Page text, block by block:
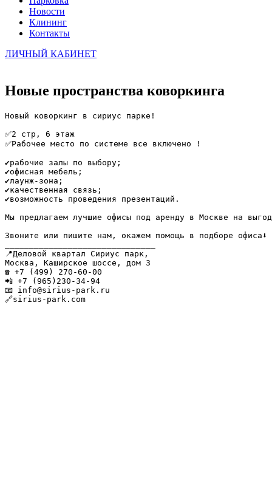
Новости
Клининг
Контакты
ЛИЧНЫЙ КАБИНЕТ
Новые пространства коворкинга
Новый коворкинг в сириус парке!
✅2 стр, 6 этаж
✅Рабочее место по системе все включено !
✔️рабочие залы по выбору;
✔️офисная мебель;
✔️лаунж-зона;
✔️качественная связь;
✔️возможность проведения презентаций.
Мы предлагаем лучшие офисы под аренду в Москве на
Звоните или пишите нам, окажем помощь в подборе офиса⬇️
📍Деловой квартал Сириус парк,
Москва, Каширское шоссе, дом 3
☎ +7 (499) 270-60-00
📲 +7 (965)230-34-94
📧 info@sirius-park.ru
🔗sirius-park.com